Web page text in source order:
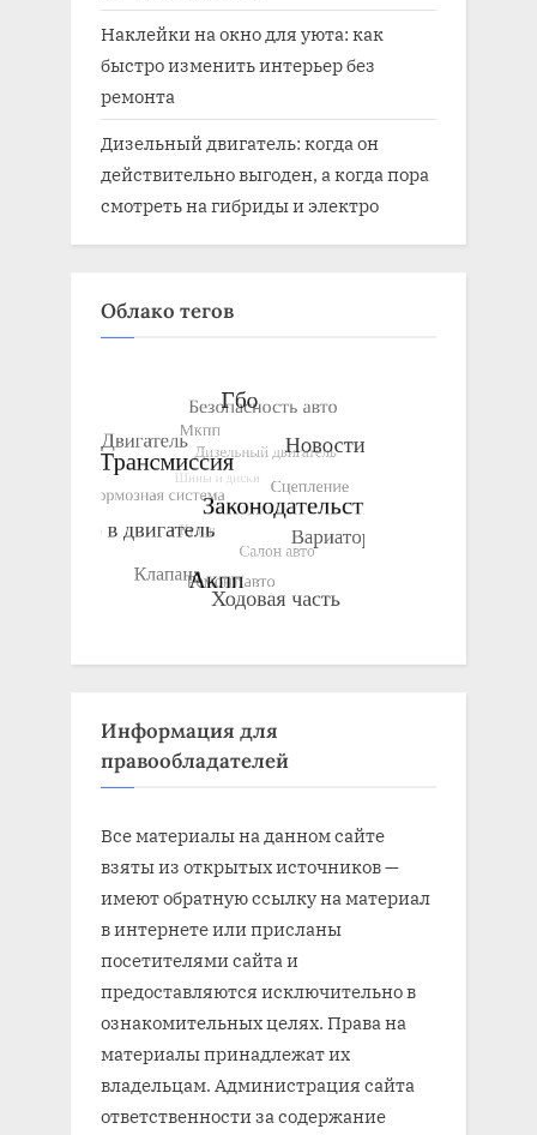
Наклейки на окно для уюта: как
быстро изменить интерьер без
ремонта
Дизельный двигатель: когда он
действительно выгоден, а когда пора
смотреть на гибриды и электро
Облако тегов
Информация для
правообладателей
Все материалы на данном сайте
взяты из открытых источников —
имеют обратную ссылку на материал
в интернете или присланы
посетителями сайта и
предоставляются исключительно в
ознакомительных целях. Права на
материалы принадлежат их
владельцам. Администрация сайта
ответственности за содержание